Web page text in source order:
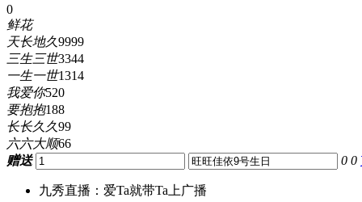
0
鲜花
天长地久9999
三生三世3344
一生一世1314
我爱你520
要抱抱188
长长久久99
六六大顺66
赠送
0 0
九秀直播：爱Ta就带Ta上广播